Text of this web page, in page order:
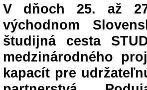
V dňoch 25. až
východnom
študijná cesta
medzinárodného
kapacít pre